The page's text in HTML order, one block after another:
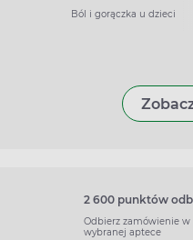
Ból i gorączka u dzieci
2 600 punktów
Odbierz zamówienie w
wybranej aptece